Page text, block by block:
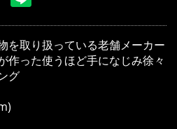
を取り扱っている老舗メーカー
作った使うほど手になじみ徐々
グ